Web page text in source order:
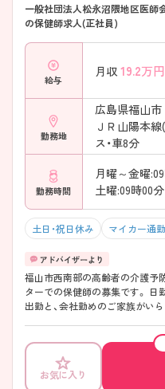
一般社団法人松永沼隈地区医師
の保健師求人(正社員)
給与
月収 19.2万
勤務地
広島県福山市
ＪＲ山陽本線
ス・車8分
勤務時間
土曜:09時00分
土日・祝日休み マイカー通
福山市西南部の高齢者の介護予
ターでの保健師の募集です。 日
出勤と、会社勤めのご家族がい
看護師の経験を生かして活躍し
ださい！
お気に入り